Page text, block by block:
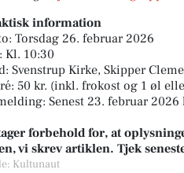
information
Torsdag 26. februar 2026
Kl. 10:30
Svenstrup Kirke, Skipper
50 kr. (inkl. frokost og 1 øl
Senest 23. februar
forbehold for, at
vi skrev artiklen. Tjek
Kultunaut